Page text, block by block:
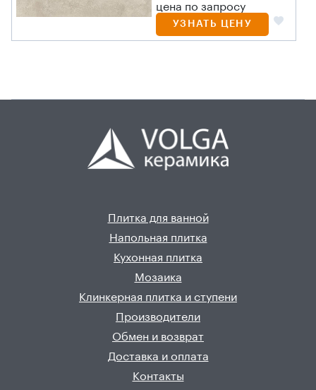
цена по запросу
УЗНАТЬ ЦЕНУ
Плитка для ванной
Напольная плитка
Кухонная плитка
Мозаика
Клинкерная плитка и ступени
Производители
Обмен и возврат
Доставка и оплата
Контакты